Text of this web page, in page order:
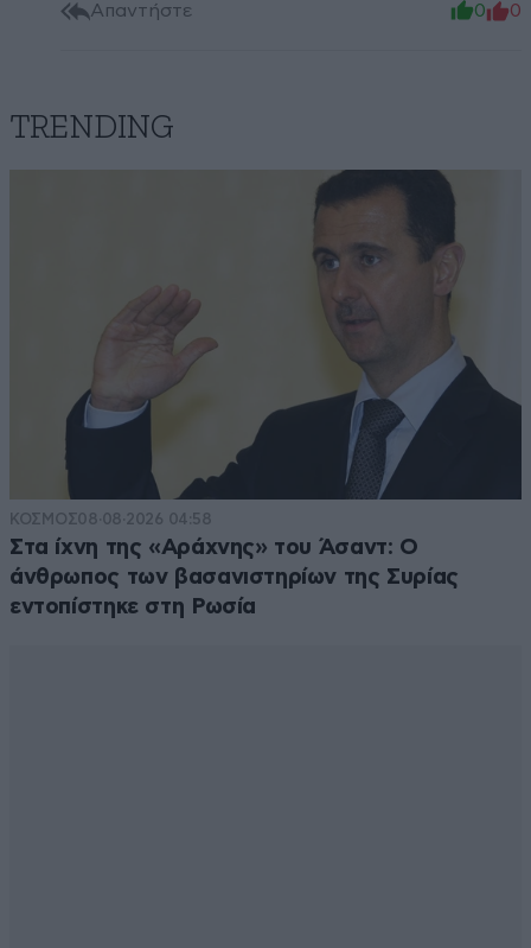
Απαντήστε 0 0
TRENDING
ΚΟΣΜΟΣ08·08·2026 04:58
Στα ίχνη της «Αράχνης» του Άσαντ: Ο
άνθρωπος των βασανιστηρίων της Συρίας
εντοπίστηκε στη Ρωσία